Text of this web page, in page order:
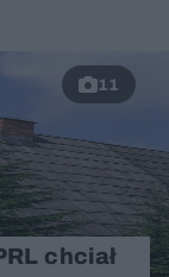
11
chciał